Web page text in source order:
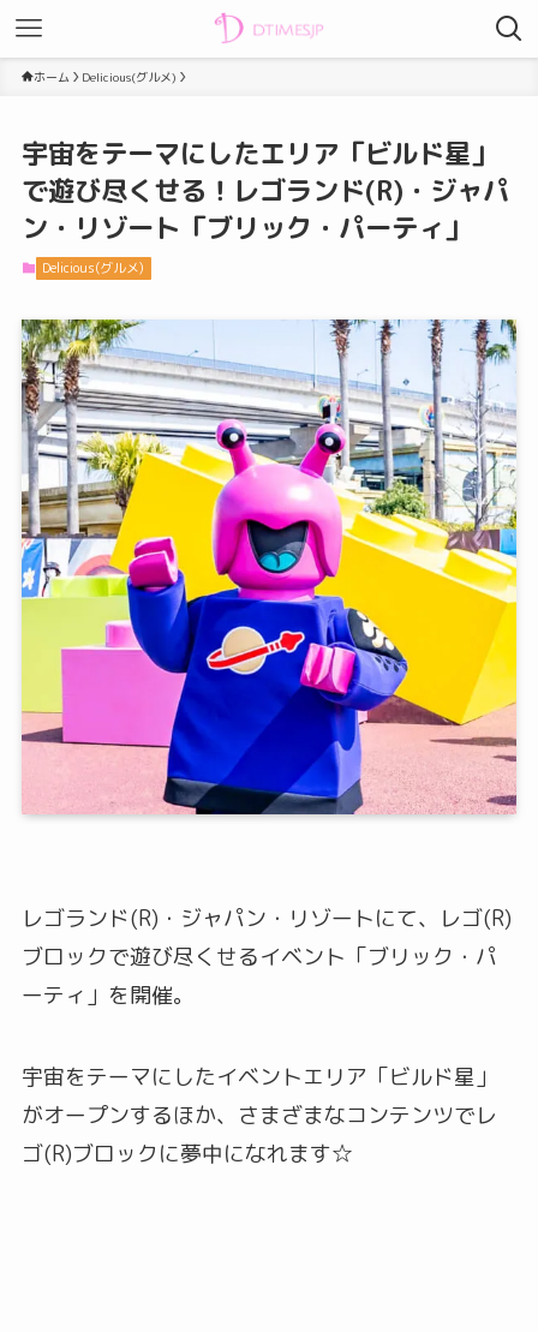
ホーム Delicious(グルメ)
宇宙をテーマにしたエリア「ビルド星」
で遊び尽くせる！レゴランド(R)・ジャパ
ン・リゾート「ブリック・パーティ」
Delicious(グルメ)
レゴランド(R)・ジャパン・リゾートにて、レゴ(R)
ブロックで遊び尽くせるイベント「ブリック・パ
ーティ」を開催。
宇宙をテーマにしたイベントエリア「ビルド星」
がオープンするほか、さまざまなコンテンツでレ
ゴ(R)ブロックに夢中になれます☆